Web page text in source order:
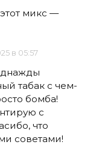
микс —
в 05:57
табак с чем-
бомба!
с
что
советами!